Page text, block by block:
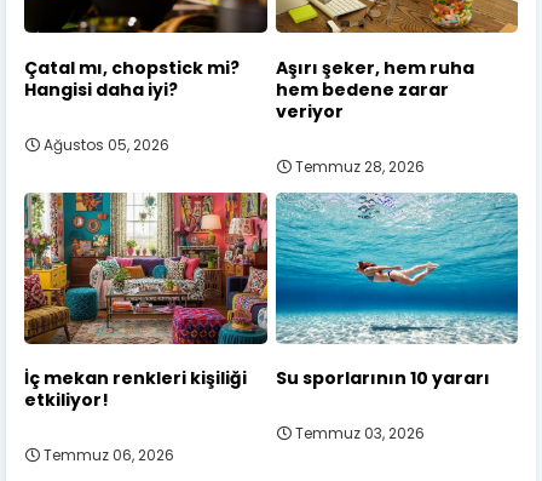
Çatal mı, chopstick mi?
Hangisi daha iyi?
Ağustos 05, 2026
Aşırı şeker, hem ruha
hem bedene zarar
veriyor
Temmuz 28, 2026
İç mekan renkleri kişiliği
etkiliyor!
Temmuz 06, 2026
Su sporlarının 10 yararı
Temmuz 03, 2026